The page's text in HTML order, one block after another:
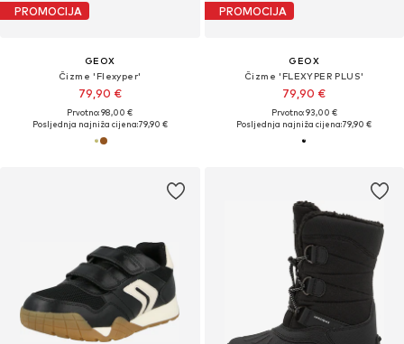
PROMOCIJA
GEOX
Čizme 'Flexyper'
79,90 €
Prvotno: 98,00 €
Posljednja najniža cijena:79,90 €
PROMOCIJA
GEOX
Čizme 'FLEXYPER PLUS'
79,90 €
Prvotno: 93,00 €
Posljednja najniža cijena:79,90 €